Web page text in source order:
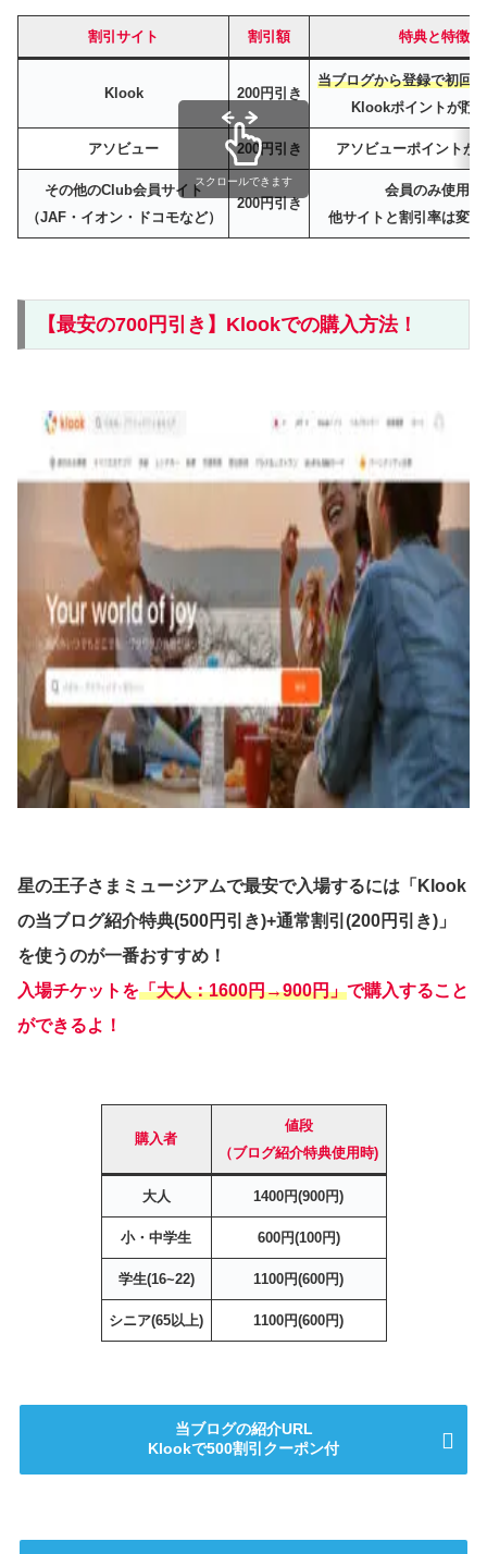
割引サイト 割引額 特典と特徴
Klook 200円引き
当ブログから登録で初回
Klookポイントが貯
アソビュー 200円引き アソビューポイントが
その他のClub会員サイト
（JAF・イオン・ドコモなど）
200円引き
会員のみ使用可
他サイトと割引率は変
スクロールできます
【最安の700円引き】Klookでの購入方法！
星の王子さまミュージアムで最安で入場するには「Klook
の当ブログ紹介特典(500円引き)+通常割引(200円引き)」
を使うのが一番おすすめ！
入場チケットを「大人：1600円→900円」で購入すること
ができるよ！
購入者
値段
（ブログ紹介特典使用時)
大人 1400円(900円)
小・中学生 600円(100円)
学生(16~22) 1100円(600円)
シニア(65以上) 1100円(600円)
当ブログの紹介URL
Klookで500割引クーポン付